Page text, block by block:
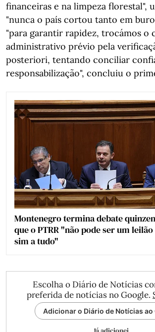
financeiras e na limpeza florestal",
"nunca o país cortou tanto em
"para garantir rapidez, trocámos o
administrativo prévio pela
posteriori, tentando conciliar
responsabilização", concluiu o
Montenegro termina debate
que o PTRR "não pode ser um
sim a tudo"
Escolha o Diário de Notícias
preferida de notícias no Google.
Adicionar o Diário de Notícias ao